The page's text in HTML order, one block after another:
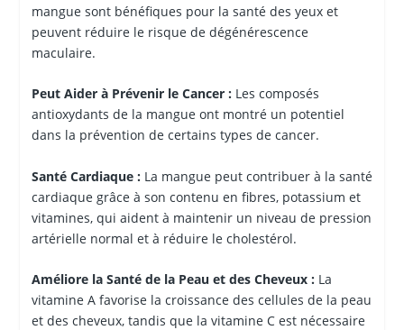
mangue sont bénéfiques pour la santé des yeux et
peuvent réduire le risque de dégénérescence
maculaire.
Peut Aider à Prévenir le Cancer :Les composés
antioxydants de la mangue ont montré un potentiel
dans la prévention de certains types de cancer.
Santé Cardiaque :La mangue peut contribuer à la santé
cardiaque grâce à son contenu en fibres, potassium et
vitamines, qui aident à maintenir un niveau de pression
artérielle normal et à réduire le cholestérol.
Améliore la Santé de la Peau et des Cheveux :La
vitamine A favorise la croissance des cellules de la peau
et des cheveux, tandis que la vitamine C est nécessaire